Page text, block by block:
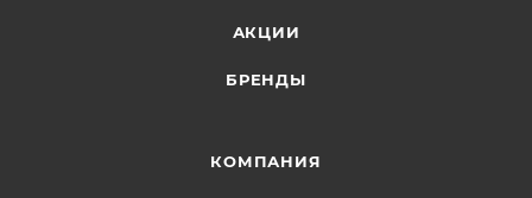
АКЦИИ
БРЕНДЫ
КОМПАНИЯ